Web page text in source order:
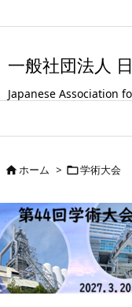
.entry-title, #front-
一般社団法人
Japanese Association
法学会は、グループ（
試みを探求している学会
ホーム > 学術大会